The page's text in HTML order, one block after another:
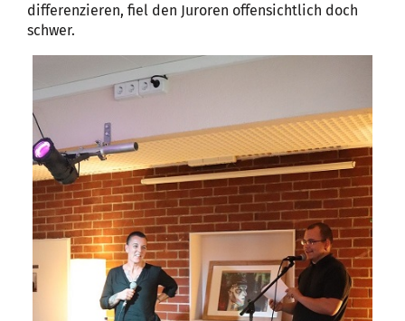
differenzieren, fiel den Juroren offensichtlich doch
schwer.